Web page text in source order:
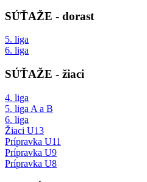
SÚŤAŽE - dorast
5. liga
6. liga
SÚŤAŽE - žiaci
4. liga
5. liga A a B
6. liga
Žiaci U13
Prípravka U11
Prípravka U9
Prípravka U8